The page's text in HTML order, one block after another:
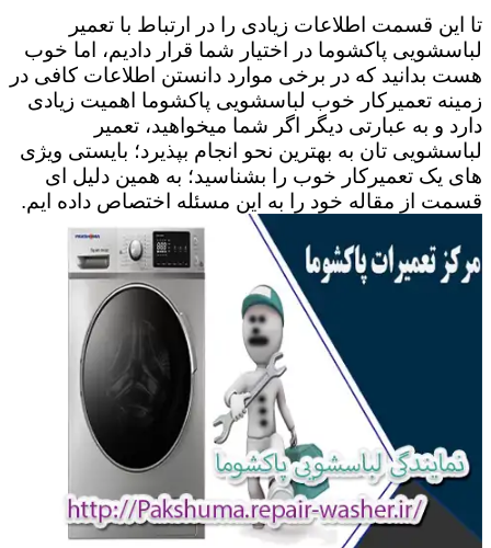
تا این قسمت اطلاعات زیادی را در ارتباط با تعمیر
لباسشویی پاکشوما در اختیار شما قرار دادیم، اما خوب
هست بدانید که در برخی موارد دانستن اطلاعات کافی در
زمینه تعمیرکار خوب لباسشویی پاکشوما اهمیت زیادی
دارد و به عبارتی دیگر اگر شما میخواهید، تعمیر
لباسشویی تان به بهترین نحو انجام بپذیرد؛ بایستی ویژی
های یک تعمیرکار خوب را بشناسید؛ به همین دلیل ای
قسمت از مقاله خود را به این مسئله اختصاص داده ایم.